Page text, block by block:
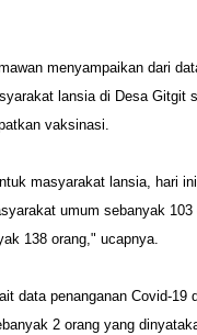
menyampaikan dari
lansia di Desa Gitgit
vaksinasi.
masyarakat lansia, hari
umum sebanyak 103
138 orang," ucapnya.
data penanganan Covid-19
2 orang yang